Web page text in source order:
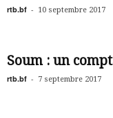
rtb.bf - 10 septembre 2017
Soum : un
rtb.bf - 7 septembre 2017